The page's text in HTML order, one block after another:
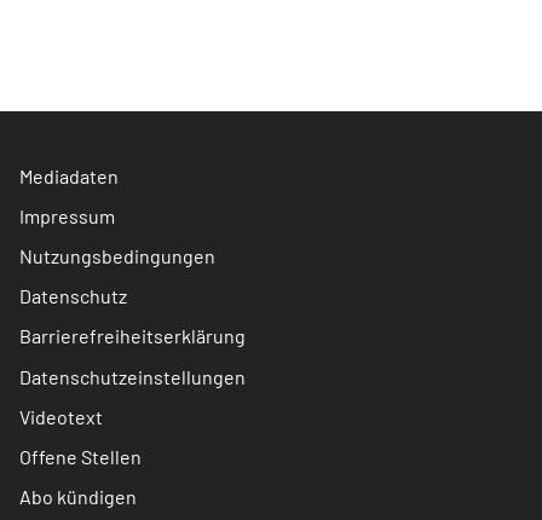
Mediadaten
Impressum
Nutzungsbedingungen
Datenschutz
Barrierefreiheitserklärung
Datenschutzeinstellungen
Videotext
Offene Stellen
Abo kündigen